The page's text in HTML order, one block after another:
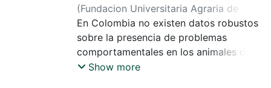
(Fundacion Universitaria Agraria de
Colombia,2024 )Patiño Londoño, John
Mario ;Galeano Izquierdo , Lizeth
Lorena;González Niño , Juan Camilo
En Colombia no existen datos robustos
sobre la presencia de problemas
comportamentales en los animales de
compañía, es pertinente comprender el
Show more